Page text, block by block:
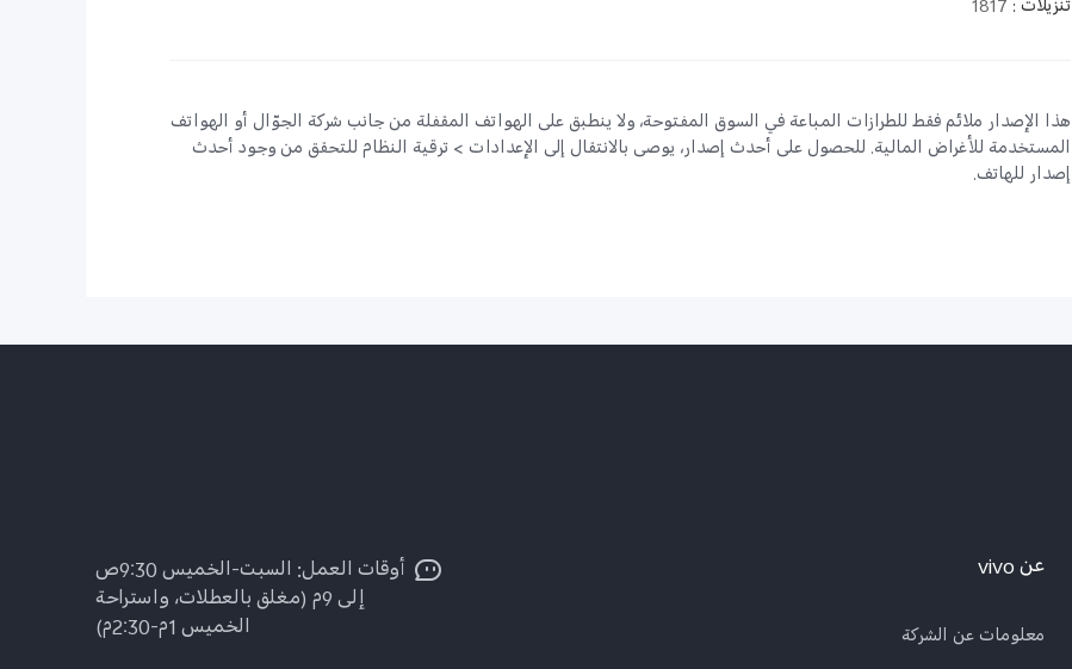
تنزيلات :
1817
هذا الإصدار ملائم فقط للطرازات المباعة في السوق المفتوحة، ولا ينطبق على الهواتف المقفلة من جانب شركة الجوّال أو الهواتف
المستخدمة للأغراض المالية. للحصول على أحدث إصدار، يوصى بالانتقال إلى الإعدادات > ترقية النظام للتحقق من وجود أحدث
إصدار للهاتف.
عن vivo
معلومات عن الشركة
أوقات العمل: السبت-الخميس 9:30ص
إلى 9م (مغلق بالعطلات، واستراحة
الخميس 1م-2:30م)